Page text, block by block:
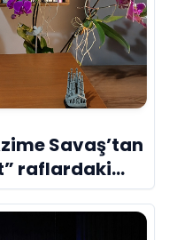
Savaş’tan
raflardaki